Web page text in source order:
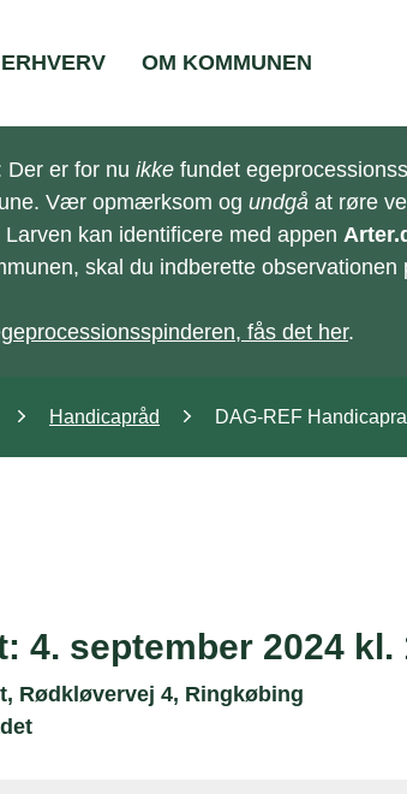
ERHVERV OM KOMMUNEN
Der er for nu ikke fundet
Vær opmærksom og undgå at røre
kan identificere med appen
skal du indberette observationen
fås det her.
Handicapråd DAG-REF
4. september 2024 kl.
Rødkløvervej 4, Ringkøbing